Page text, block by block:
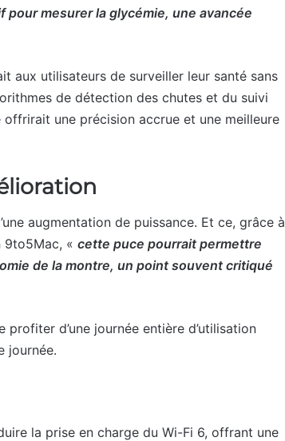
pour mesurer la glycémie, une avancée
aux utilisateurs de surveiller leur santé sans
de détection des chutes et du suivi
une précision accrue et une meilleure
augmentation de puissance. Et ce, grâce à
9to5Mac, « cette puce pourrait permettre
de la montre, un point souvent critiqué
d’une journée entière d’utilisation
journée.
la prise en charge du Wi-Fi 6, offrant une